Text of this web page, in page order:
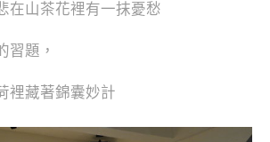
在山茶花裡有一抹憂愁
習題，
裡藏著錦囊妙計